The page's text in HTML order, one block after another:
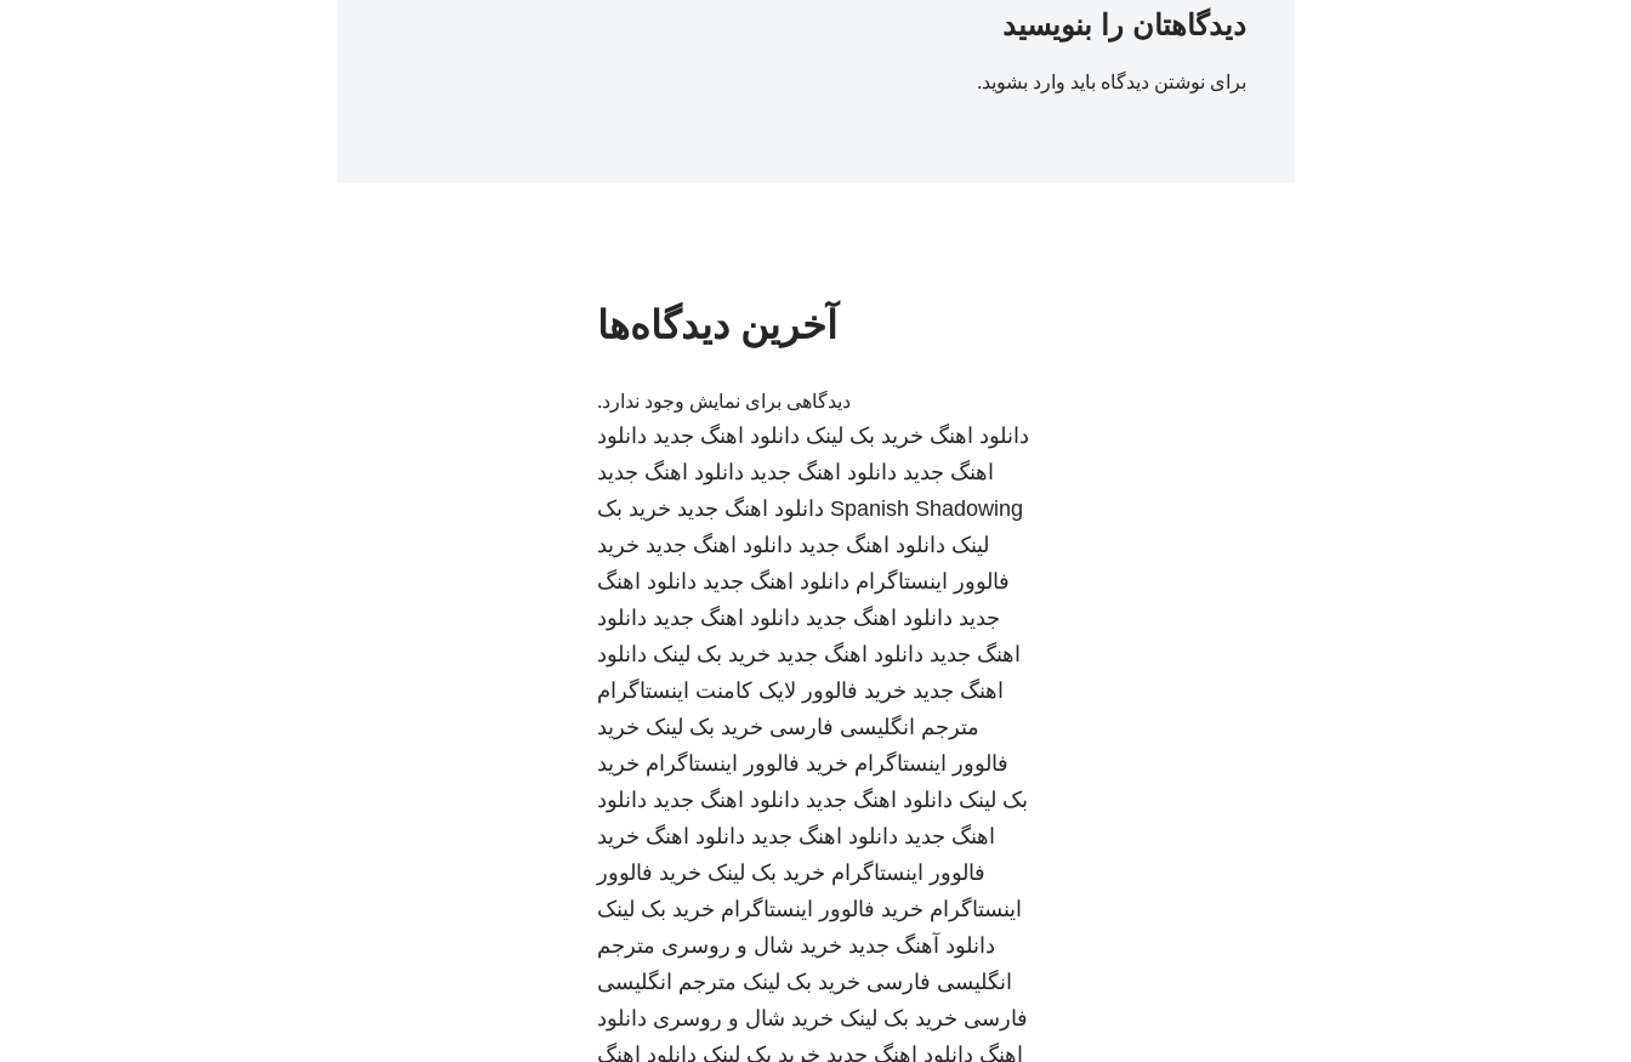
دیدگاهتان را بنویسید
برای نوشتن دیدگاه باید وارد بشوید.
آخرین دیدگاه‌ها
دیدگاهی برای نمایش وجود ندارد.
دانلود اهنگ خرید بک لینک دانلود اهنگ جدید دانلود
اهنگ جدید دانلود اهنگ جدید دانلود اهنگ جدید
Spanish Shadowing دانلود اهنگ جدید خرید بک
لینک دانلود اهنگ جدید دانلود اهنگ جدید خرید
فالوور اینستاگرام دانلود اهنگ جدید دانلود اهنگ
جدید دانلود اهنگ جدید دانلود اهنگ جدید دانلود
اهنگ جدید دانلود اهنگ جدید خرید بک لینک دانلود
اهنگ جدید خرید فالوور لایک کامنت اینستاگرام
مترجم انگلیسی فارسی خرید بک لینک خرید
فالوور اینستاگرام خرید فالوور اینستاگرام خرید
بک لینک دانلود اهنگ جدید دانلود اهنگ جدید دانلود
اهنگ جدید دانلود اهنگ جدید دانلود اهنگ خرید
فالوور اینستاگرام خرید بک لینک خرید فالوور
اینستاگرام خرید فالوور اینستاگرام خرید بک لینک
دانلود آهنگ جدید خرید شال و روسری مترجم
انگلیسی فارسی خرید بک لینک مترجم انگلیسی
فارسی خرید بک لینک خرید شال و روسری دانلود
اهنگ دانلود اهنگ جدید خرید بک لینک دانلود اهنگ